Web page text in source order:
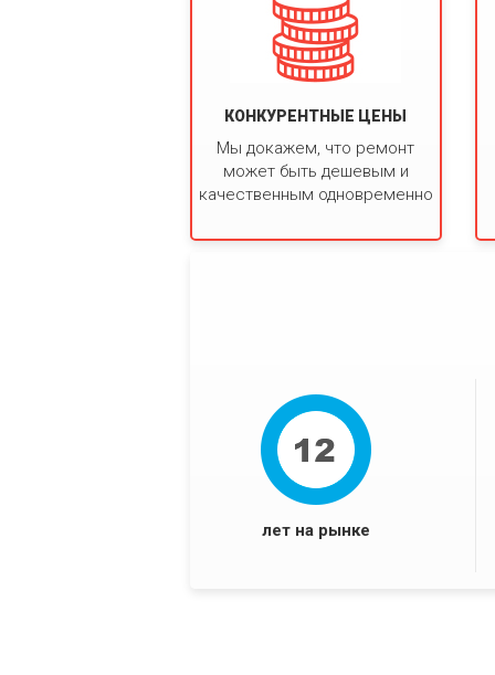
КОНКУРЕНТНЫЕ ЦЕНЫ
Мы докажем, что ремонт
может быть дешевым и
качественным одновременно
лет на рынке